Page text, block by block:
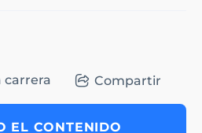
carrera Compartir
EL CONTENIDO